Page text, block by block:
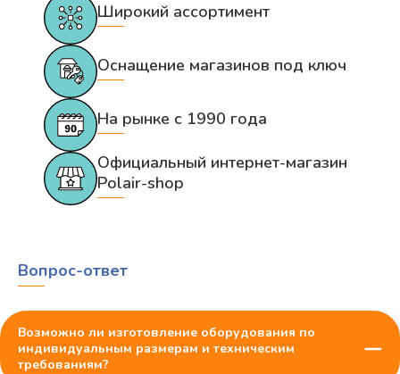
Широкий ассортимент
Оснащение магазинов под ключ
На рынке с 1990 года
Официальный интернет-магазин
Polair-shop
Вопрос-ответ
Возможно ли изготовление оборудования по
индивидуальным размерам и техническим
требованиям?